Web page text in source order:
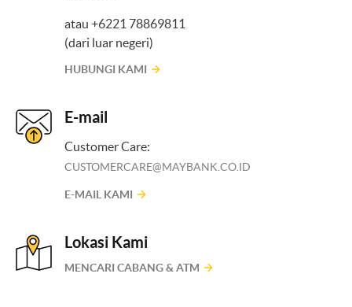
atau +6221 78869811
(dari luar negeri)
HUBUNGI KAMI
E-mail
Customer Care:
CUSTOMERCARE@MAYBANK.CO.ID
E-MAIL KAMI
Lokasi Kami
MENCARI CABANG & ATM